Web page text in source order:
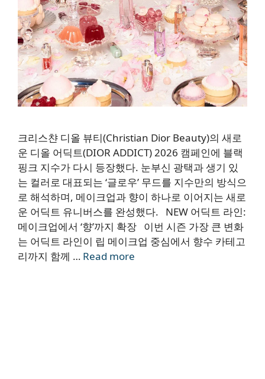
크리스챤 디올 뷰티(Christian Dior Beauty)의 새로
운 디올 어딕트(DIOR ADDICT) 2026 캠페인에 블랙
핑크 지수가 다시 등장했다. 눈부신 광택과 생기 있
는 컬러로 대표되는 ‘글로우’ 무드를 지수만의 방식으
로 해석하며, 메이크업과 향이 하나로 이어지는 새로
운 어딕트 유니버스를 완성했다. NEW 어딕트 라인:
메이크업에서 ‘향’까지 확장 이번 시즌 가장 큰 변화
는 어딕트 라인이 립 메이크업 중심에서 향수 카테고
리까지 함께 … Read more